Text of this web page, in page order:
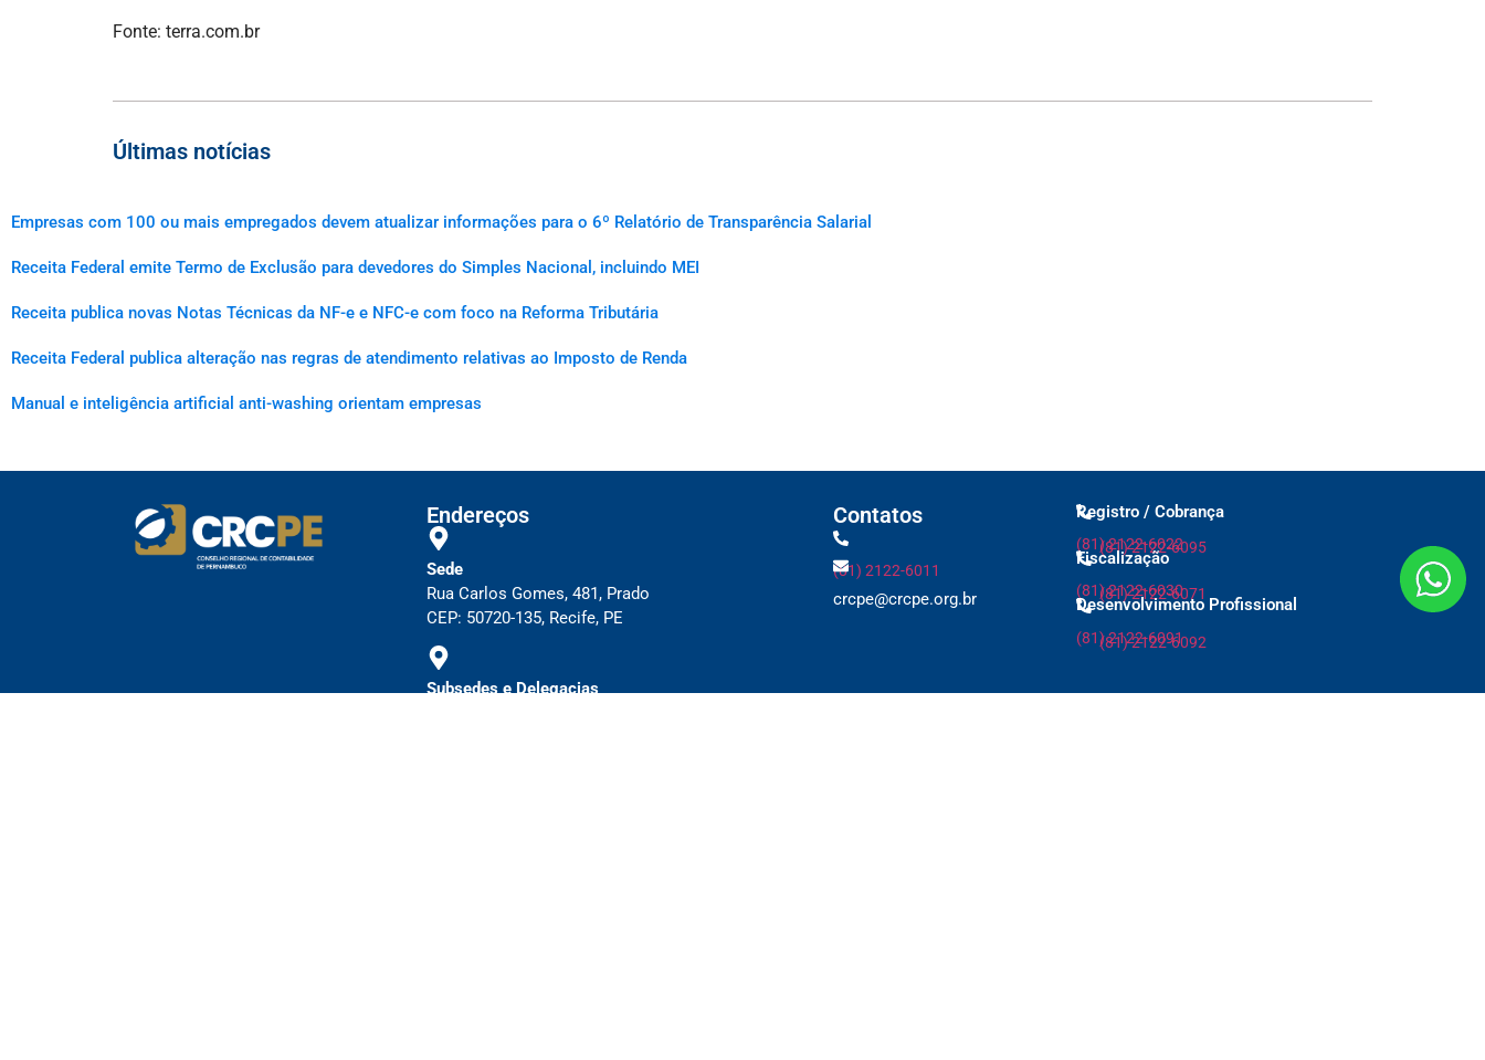
Fonte: terra.com.br
Últimas notícias
Empresas com 100 ou mais empregados devem atualizar informações para o 6º Relatório de Transparência Salarial
Receita Federal emite Termo de Exclusão para devedores do Simples Nacional, incluindo MEI
Receita publica novas Notas Técnicas da NF-e e NFC-e com foco na Reforma Tributária
Receita Federal publica alteração nas regras de atendimento relativas ao Imposto de Renda
Manual e inteligência artificial anti-washing orientam empresas
Endereços
Sede
Rua Carlos Gomes, 481, Prado
CEP: 50720-135, Recife, PE
Subsedes e Delegacias
Contatos
(81) 2122-6011
crcpe@crcpe.org.br
Registro / Cobrança
(81) 2122-6022
(81) 2122-6095
Fiscalização
(81) 2122-6030
(81) 2122-6071
Desenvolvimento Profissional
(81) 2122-6091
(81) 2122-6092